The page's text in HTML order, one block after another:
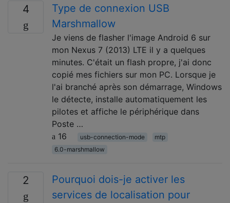
4
Type de connexion USB
Marshmallow
Je viens de flasher l'image Android 6 sur
mon Nexus 7 (2013) LTE il y a quelques
minutes. C'était un flash propre, j'ai donc
copié mes fichiers sur mon PC. Lorsque je
l'ai branché après son démarrage, Windows
le détecte, installe automatiquement les
pilotes et affiche le périphérique dans
Poste …
16
usb-connection-mode
mtp
6.0-marshmallow
2
Pourquoi dois-je activer les
services de localisation pour